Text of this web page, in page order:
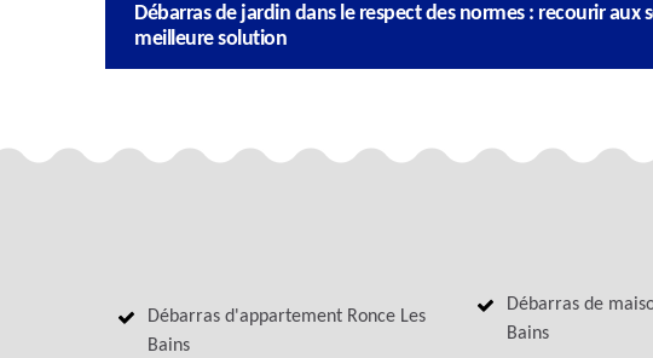
Débarras de jardin dans le respect des normes : recourir aux
meilleure solution
Débarras d'appartement Ronce Les
Bains
Débarras de
Bains